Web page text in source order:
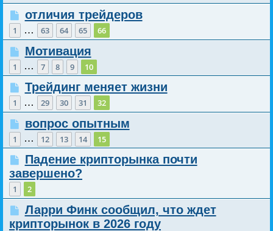
отличия трейдеров
1 … 63 64 65 66
Мотивация
1 … 7 8 9 10
Трейдинг меняет жизни
1 … 29 30 31 32
вопрос опытным
1 … 12 13 14 15
Падение крипторынка почти
завершено?
1 2
Ларри Финк сообщил, что ждет
крипторынок в 2026 году